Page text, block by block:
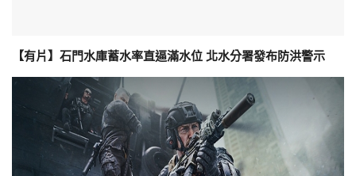
【有片】石門水庫蓄水率直逼滿水位 北水分署發布防洪警示